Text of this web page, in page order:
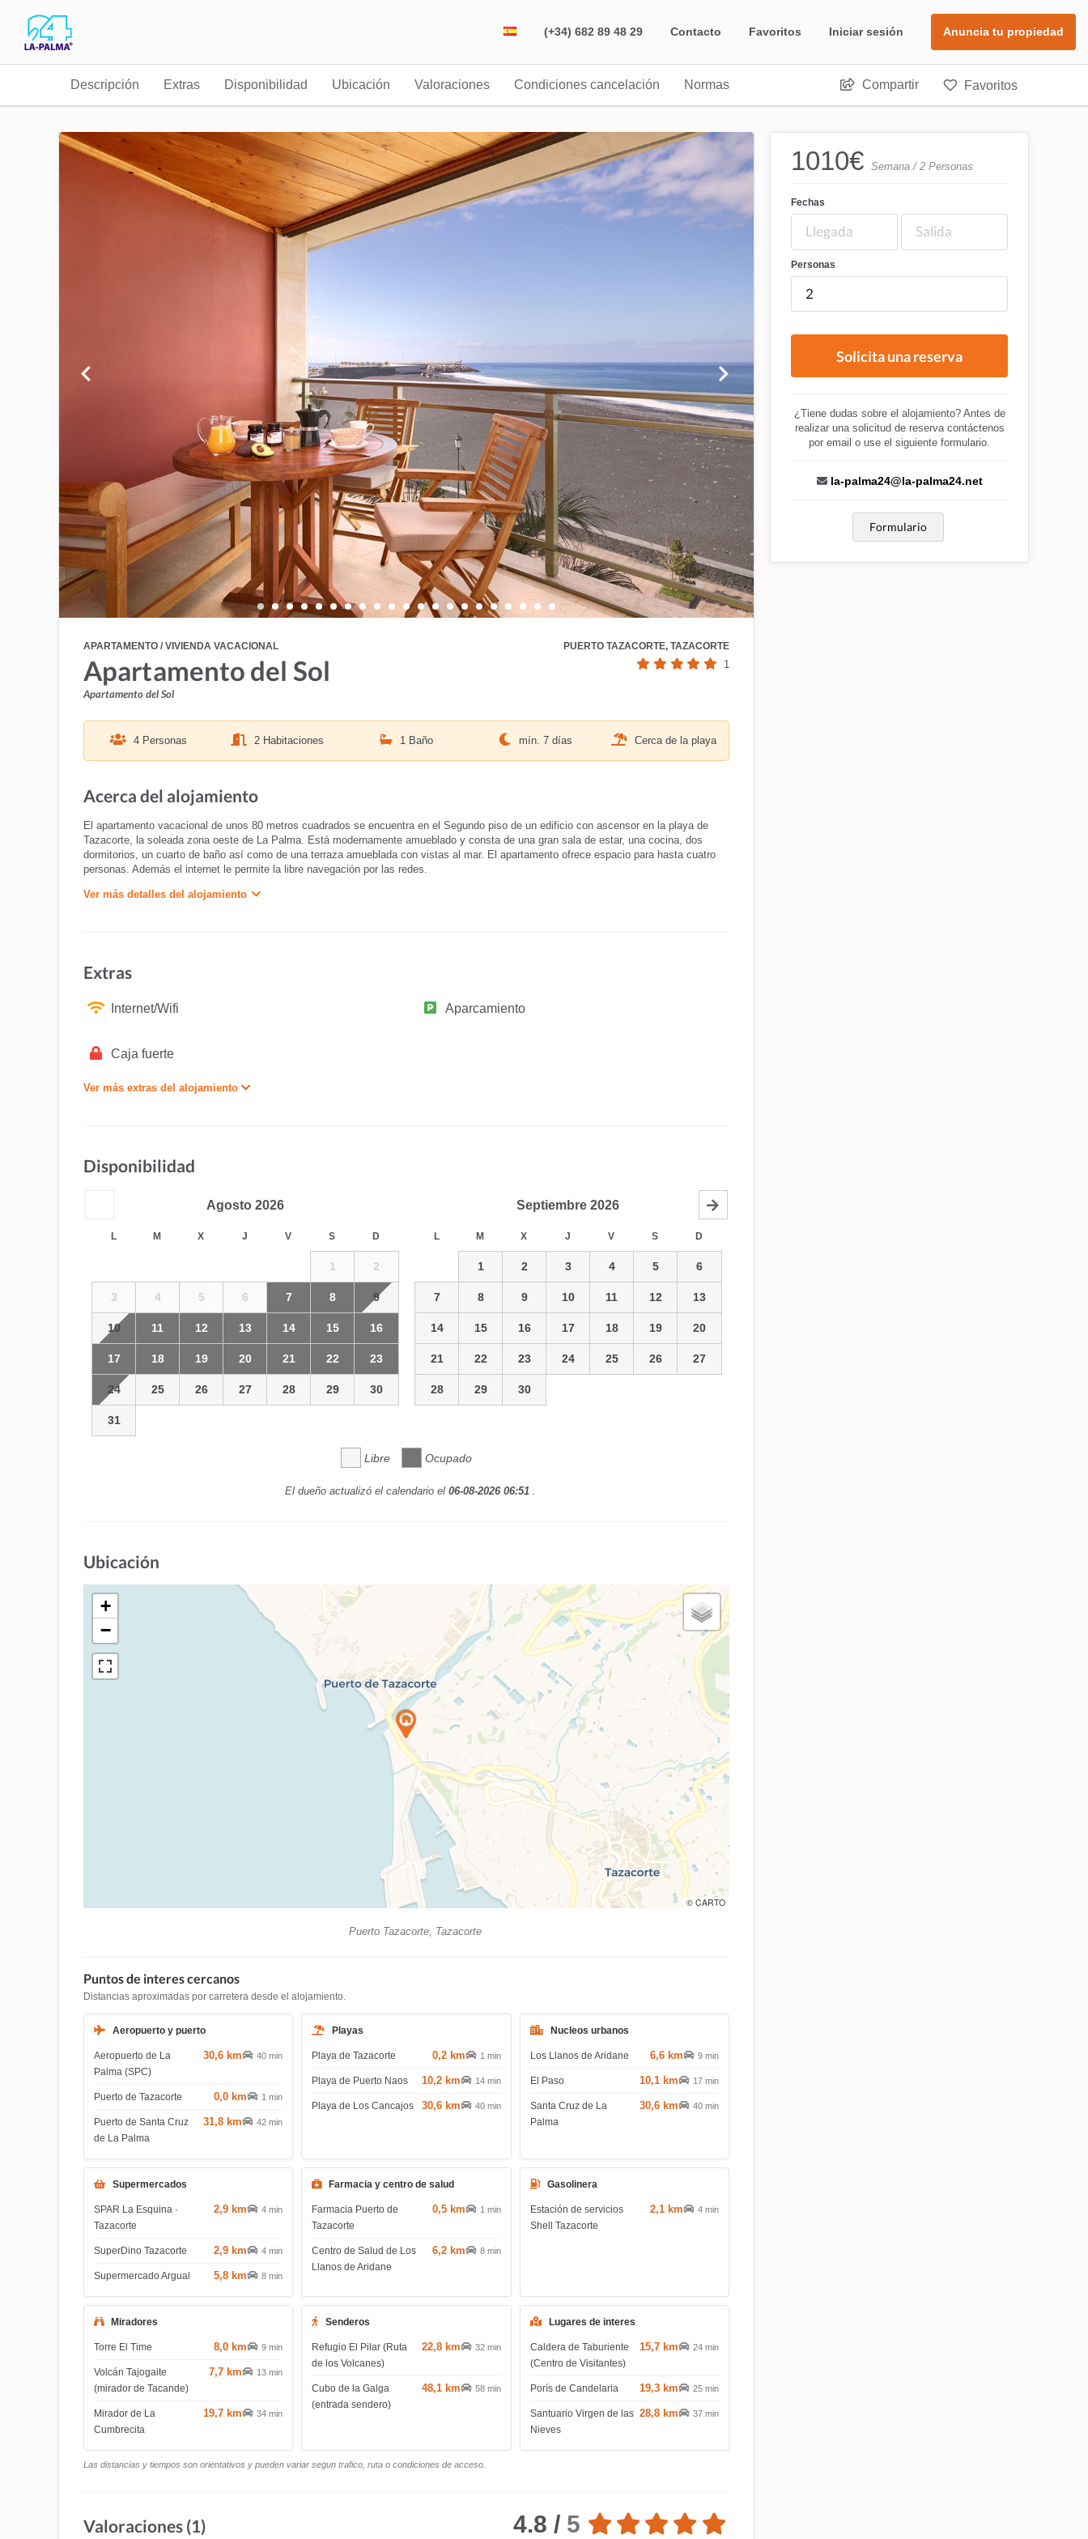
(+34) 682 89 48 29 Contacto Favoritos Iniciar sesión Anuncia tu propiedad
Descripción Extras Disponibilidad Ubicación Valoraciones Condiciones cancelación Normas Compartir Favoritos
APARTAMENTO / VIVIENDA VACACIONAL PUERTO TAZACORTE, TAZACORTE
1
Apartamento del Sol
Apartamento del Sol
4 Personas 2 Habitaciones 1 Baño mín. 7 días Cerca de la playa
Acerca del alojamiento
El apartamento vacacional de unos 80 metros cuadrados se encuentra en el Segundo piso de un edificio con ascensor en la playa de
Tazacorte, la soleada zona oeste de La Palma. Está modernamente amueblado y consta de una gran sala de estar, una cocina, dos
dormitorios, un cuarto de baño así como de una terraza amueblada con vistas al mar. El apartamento ofrece espacio para hasta cuatro
personas. Además el internet le permite la libre navegación por las redes.
Ver más detalles del alojamiento
Extras
Internet/Wifi Aparcamiento
Caja fuerte
Ver más extras del alojamiento
Disponibilidad
Agosto 2026
L M X J V S D
1 2
3 4 5 6 7 8 9
10 11 12 13 14 15 16
17 18 19 20 21 22 23
24 25 26 27 28 29 30
31
Septiembre 2026
L M X J V S D
1 2 3 4 5 6
7 8 9 10 11 12 13
14 15 16 17 18 19 20
21 22 23 24 25 26 27
28 29 30
Libre Ocupado
El dueño actualizó el calendario el 06-08-2026 06:51 .
Ubicación
+
−
© CARTO
Puerto Tazacorte, Tazacorte
Puntos de interes cercanos
Distancias aproximadas por carretera desde el alojamiento.
Aeropuerto y puerto
Aeropuerto de La
Palma (SPC)
30,6 km 40 min
Puerto de Tazacorte 0,0 km 1 min
Puerto de Santa Cruz
de La Palma
31,8 km 42 min
Playas
Playa de Tazacorte 0,2 km 1 min
Playa de Puerto Naos 10,2 km 14 min
Playa de Los Cancajos 30,6 km 40 min
Nucleos urbanos
Los Llanos de Aridane 6,6 km 9 min
El Paso 10,1 km 17 min
Santa Cruz de La
Palma
30,6 km 40 min
Supermercados
SPAR La Esquina ·
Tazacorte
2,9 km 4 min
SuperDino Tazacorte 2,9 km 4 min
Supermercado Argual 5,8 km 8 min
Farmacia y centro de salud
Farmacia Puerto de
Tazacorte
0,5 km 1 min
Centro de Salud de Los
Llanos de Aridane
6,2 km 8 min
Gasolinera
Estación de servicios
Shell Tazacorte
2,1 km 4 min
Miradores
Torre El Time 8,0 km 9 min
Volcán Tajogaite
(mirador de Tacande)
7,7 km 13 min
Mirador de La
Cumbrecita
19,7 km 34 min
Senderos
Refugio El Pilar (Ruta
de los Volcanes)
22,8 km 32 min
Cubo de la Galga
(entrada sendero)
48,1 km 58 min
Lugares de interes
Caldera de Taburiente
(Centro de Visitantes)
15,7 km 24 min
Porís de Candelaria 19,3 km 25 min
Santuario Virgen de las
Nieves
28,8 km 37 min
Las distancias y tiempos son orientativos y pueden variar segun trafico, ruta o condiciones de acceso.
Valoraciones (1) 4.8 / 5
1010€ Semana / 2 Personas
Fechas
Personas
Solicita una reserva
¿Tiene dudas sobre el alojamiento? Antes de
realizar una solicitud de reserva contáctenos
por email o use el siguiente formulario.
la-palma24@la-palma24.net
Formulario